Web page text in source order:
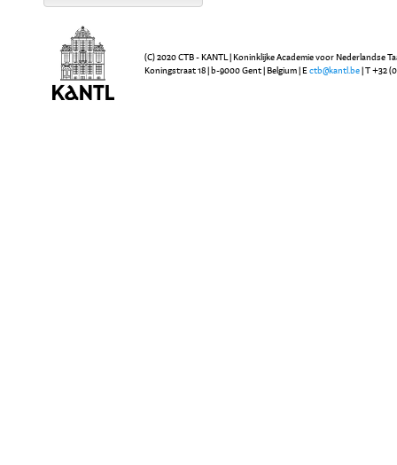
(C) 2020 CTB - KANTL | Koninklijke Academie voor Nederlandse
Koningstraat 18 | b-9000 Gent | Belgium | E ctb@kantl.be | T +32